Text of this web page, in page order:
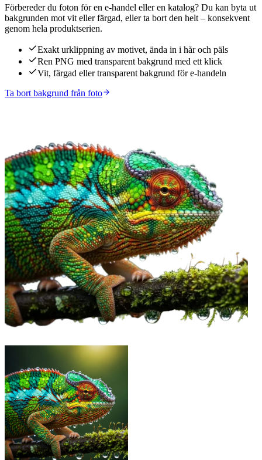
Förbereder du foton för en e-handel eller en katalog? Du kan byta ut
bakgrunden mot vit eller färgad, eller ta bort den helt – konsekvent
genom hela produktserien.
Exakt urklippning av motivet, ända in i hår och päls
Ren PNG med transparent bakgrund med ett klick
Vit, färgad eller transparent bakgrund för e-handeln
Ta bort bakgrund från foto